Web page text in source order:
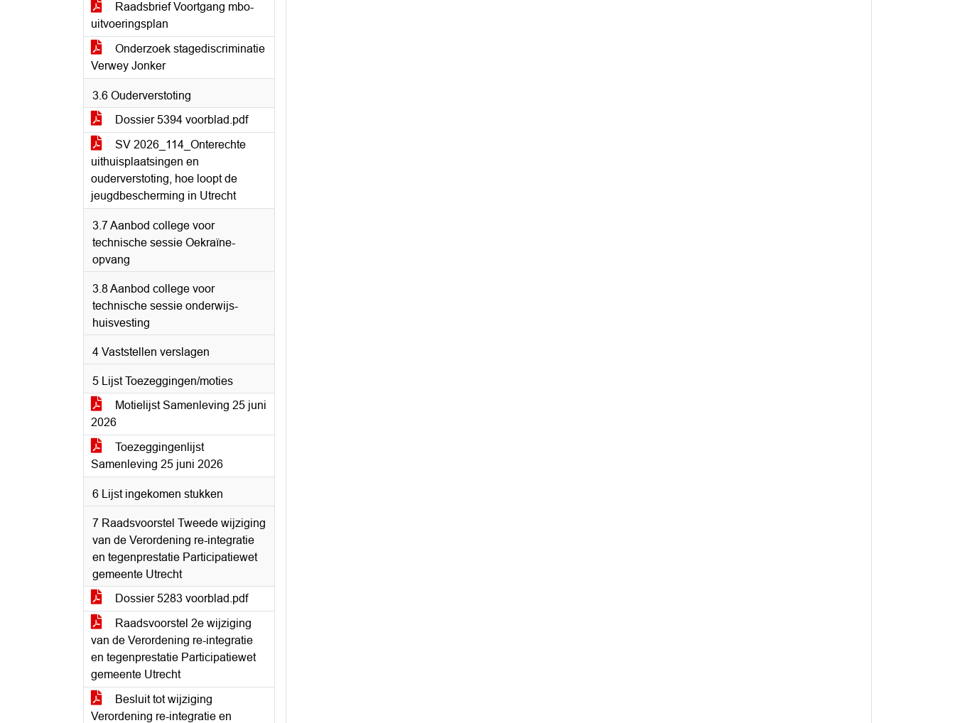
Raadsbrief Voortgang mbo-
uitvoeringsplan
Onderzoek stagediscriminatie
Verwey Jonker
3.6 Ouderverstoting
Dossier 5394 voorblad.pdf
SV 2026_114_Onterechte
uithuisplaatsingen en
ouderverstoting, hoe loopt de
jeugdbescherming in Utrecht
3.7 Aanbod college voor
technische sessie Oekraïne-
opvang
3.8 Aanbod college voor
technische sessie onderwijs-
huisvesting
4 Vaststellen verslagen
5 Lijst Toezeggingen/moties
Motielijst Samenleving 25 juni
2026
Toezeggingenlijst
Samenleving 25 juni 2026
6 Lijst ingekomen stukken
7 Raadsvoorstel Tweede wijziging
van de Verordening re-integratie
en tegenprestatie Participatiewet
gemeente Utrecht
Dossier 5283 voorblad.pdf
Raadsvoorstel 2e wijziging
van de Verordening re-integratie
en tegenprestatie Participatiewet
gemeente Utrecht
Besluit tot wijziging
Verordening re-integratie en